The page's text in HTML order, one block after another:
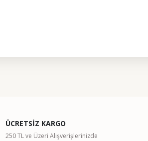
ÜCRETSİZ KARGO
250 TL ve Üzeri Alışverişlerinizde